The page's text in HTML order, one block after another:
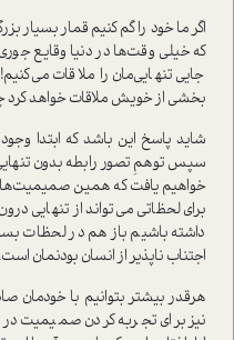
اگر ما خود را گم کنیم قمار بسیار
که خیلی وقت‌ها در دنیا وقایع
جایی تنهایی‌مان را ملاقات
بخشی از خویش ملاقات خواهد کرد
شاید پاسخ این باشد که ابتدا
سپس توهمِ تصور رابطه بدون
خواهیم یافت که همین
برای لحظاتی می‌تواند از تنهایی
داشته باشیم باز هم در لحظات
اجتناب ناپذیر از انسان بودنمان است.
هرقدر بیشتر بتوانیم با
نیز برای تجربه کردن صمیمیت